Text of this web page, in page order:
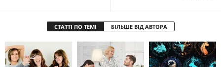
СТАТТІ ПО ТЕМІ БІЛЬШЕ ВІД АВТОРА